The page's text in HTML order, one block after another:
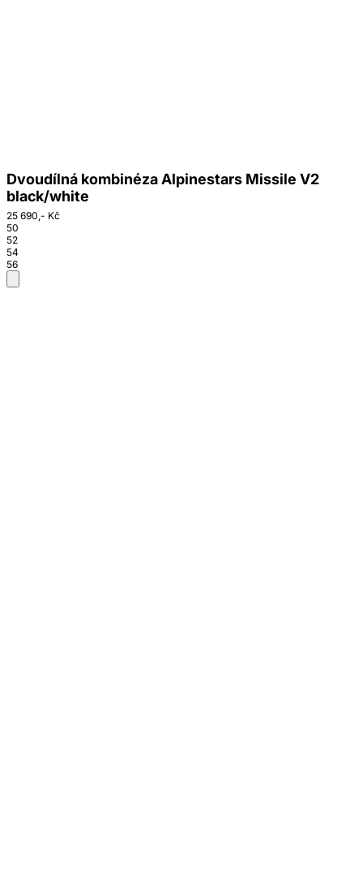
Dvoudílná kombinéza Alpinestars Missile V2
black/white
25 690,- Kč
50
52
54
56